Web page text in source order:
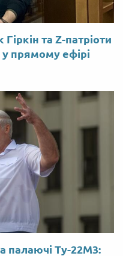
та Z-патріоти
прямому ефірі
палаючі Ту-22М3: